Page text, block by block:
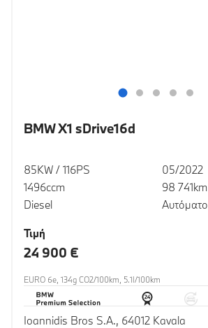
BMW X1 sDrive16d
85KW / 116PS
1496ccm
Diesel
05/2022
98 741km
Αυτόματο
Τιμή
24 900 €
EURO 6e, 134g CO2/100km, 5.1l/100km
Ioannidis Bros S.A., 64012 Kavala